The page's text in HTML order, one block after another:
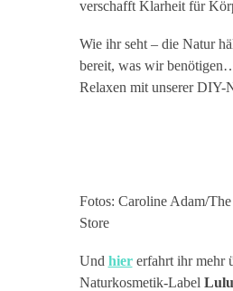
verschafft Klarheit für
Wie ihr seht – die Natur
bereit, was wir
Relaxen mit unserer DIY-
Fotos: Caroline Adam/
Store
Und hiererfahrt ihr mehr
Naturkosmetik-Label